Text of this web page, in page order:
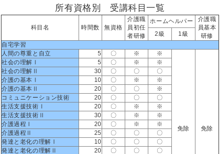
所有資格別 受講科目一覧
科目名 時間数 無資格
介護職
員初任
者研修
ホームヘルパー
介護職
員基本
研修
2級
1級
自宅学習
人間の尊重と自立
5 〇 ※ ※
免除 免除
社会の理解Ⅰ 5 〇 ※
※
社会の理解Ⅱ
30 〇 〇
〇
介護の基本Ⅰ
10 〇 ※
※
介護の基本Ⅱ
20 〇 〇
※
コミュニケーション技術
20 〇 〇
〇
生活支援技術Ⅰ
20 〇 ※
※
生活支援技術Ⅱ
30 〇 ※
※
介護過程Ⅰ
20 〇 ※
※
介護過程Ⅱ
25 〇 〇
〇
発達と老化の理解Ⅰ
10 〇 〇
〇
発達と老化の理解Ⅱ
20 〇 〇 〇